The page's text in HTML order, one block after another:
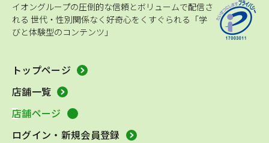
イオングループの圧倒的な信頼とボリュームで配信さ
れる 世代・性別関係なく好奇心をくすぐられる「学
びと体験型のコンテンツ」
トップページ
店舗一覧
店舗ページ
ログイン・新規会員登録